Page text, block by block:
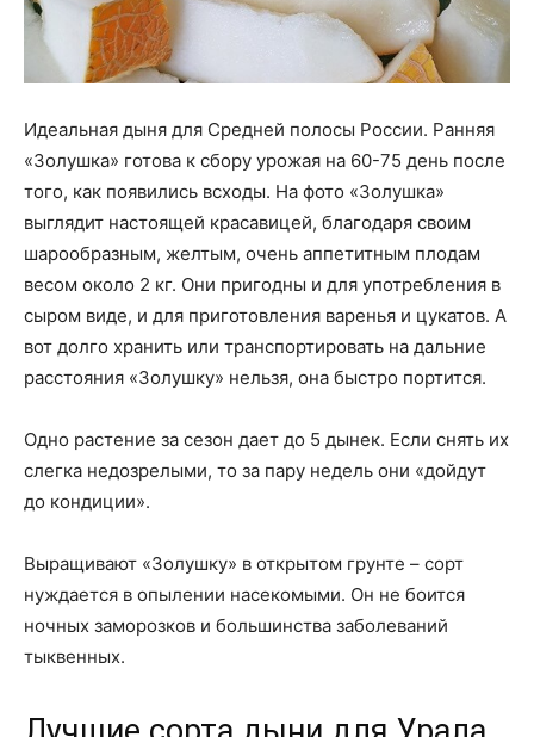
Идеальная дыня для Средней полосы России. Ранняя
«Золушка» готова к сбору урожая на 60-75 день после
того, как появились всходы. На фото «Золушка»
выглядит настоящей красавицей, благодаря своим
шарообразным, желтым, очень аппетитным плодам
весом около 2 кг. Они пригодны и для употребления в
сыром виде, и для приготовления варенья и цукатов. А
вот долго хранить или транспортировать на дальние
расстояния «Золушку» нельзя, она быстро портится.
Одно растение за сезон дает до 5 дынек. Если снять их
слегка недозрелыми, то за пару недель они «дойдут
до кондиции».
Выращивают «Золушку» в открытом грунте – сорт
нуждается в опылении насекомыми. Он не боится
ночных заморозков и большинства заболеваний
тыквенных.